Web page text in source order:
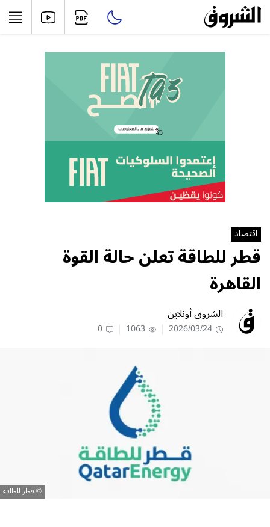
اقتصاد
قطر للطاقة تعلن حالة ⁠القوة
القاهرة
الشروق أونلاين
2026/03/24
1063
0
قطر للطاقة